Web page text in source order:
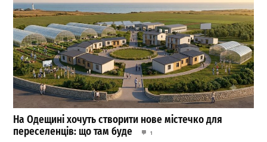
На Одещині хочуть створити нове містечко для
переселенців: що там буде
1